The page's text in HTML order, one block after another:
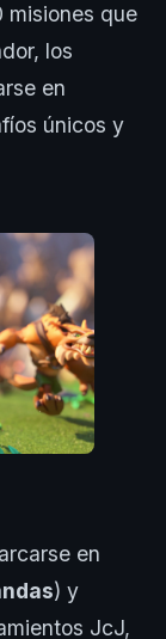
misiones que
los
en
únicos y
en
) y
JcJ,